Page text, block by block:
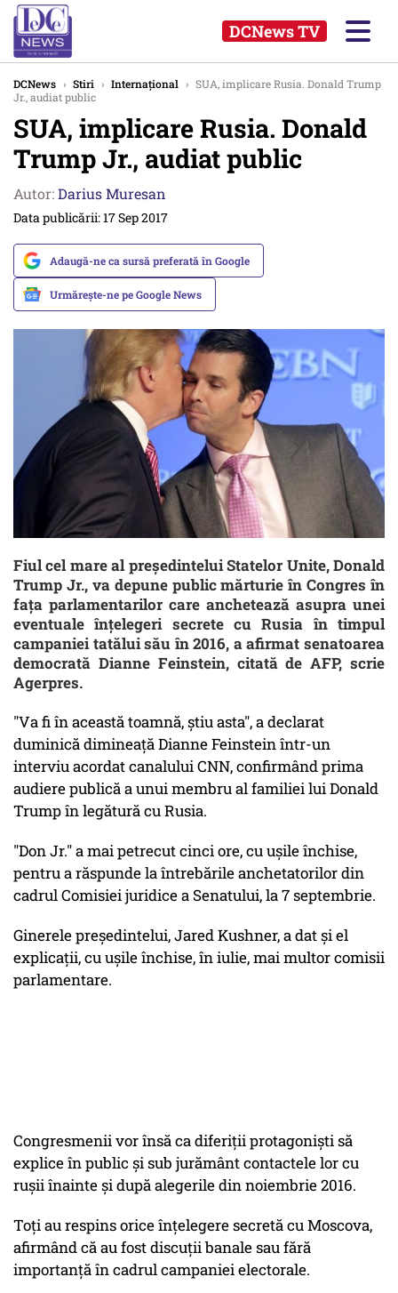
DCNews TV
DCNews › Stiri › Internațional › SUA, implicare Rusia. Donald Trump
Jr., audiat public
SUA, implicare Rusia. Donald
Trump Jr., audiat public
Autor:Darius Muresan
Data publicării: 17 Sep 2017
Adaugă-ne ca sursă preferată în Google
Urmărește-ne pe Google News
Fiul cel mare al președintelui Statelor Unite, Donald
Trump Jr., va depune public mărturie în Congres în
fața parlamentarilor care anchetează asupra unei
eventuale înțelegeri secrete cu Rusia în timpul
campaniei tatălui său în 2016, a afirmat senatoarea
democrată Dianne Feinstein, citată de AFP, scrie
Agerpres.
"Va fi în această toamnă, știu asta", a declarat
duminică dimineață Dianne Feinstein într-un
interviu acordat canalului CNN, confirmând prima
audiere publică a unui membru al familiei lui Donald
Trump în legătură cu Rusia.
"Don Jr." a mai petrecut cinci ore, cu ușile închise,
pentru a răspunde la întrebările anchetatorilor din
cadrul Comisiei juridice a Senatului, la 7 septembrie.
Ginerele președintelui, Jared Kushner, a dat și el
explicații, cu ușile închise, în iulie, mai multor comisii
parlamentare.
Congresmenii vor însă ca diferiții protagoniști să
explice în public și sub jurământ contactele lor cu
rușii înainte și după alegerile din noiembrie 2016.
Toți au respins orice înțelegere secretă cu Moscova,
afirmând că au fost discuții banale sau fără
importanță în cadrul campaniei electorale.